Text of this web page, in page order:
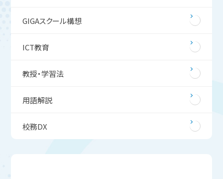
GIGAスクール構想
ICT教育
教授・学習法
用語解説
校務DX